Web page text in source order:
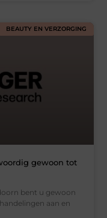
BEAUTY EN VERZORGING
gewoon tot
bent u gewoon
aan en